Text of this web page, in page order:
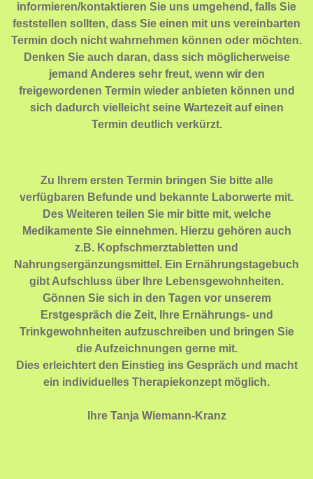
informieren/kontaktieren Sie uns umgehend, falls Sie
feststellen sollten, dass Sie einen mit uns vereinbarten
Termin doch nicht wahrnehmen können oder möchten.
Denken Sie auch daran, dass sich möglicherweise
jemand Anderes sehr freut, wenn wir den
freigewordenen Termin wieder anbieten können und
sich dadurch vielleicht seine Wartezeit auf einen
Termin deutlich verkürzt.
Zu Ihrem ersten Termin bringen Sie bitte alle
verfügbaren Befunde und bekannte Laborwerte mit.
Des Weiteren teilen Sie mir bitte mit, welche
Medikamente Sie einnehmen. Hierzu gehören auch
z.B. Kopfschmerztabletten und
Nahrungsergänzungsmittel. Ein Ernährungstagebuch
gibt Aufschluss über Ihre Lebensgewohnheiten.
Gönnen Sie sich in den Tagen vor unserem
Erstgespräch die Zeit, Ihre Ernährungs- und
Trinkgewohnheiten aufzuschreiben und bringen Sie
die Aufzeichnungen gerne mit.
Dies erleichtert den Einstieg ins Gespräch und macht
ein individuelles Therapiekonzept möglich.
Ihre Tanja Wiemann-Kranz